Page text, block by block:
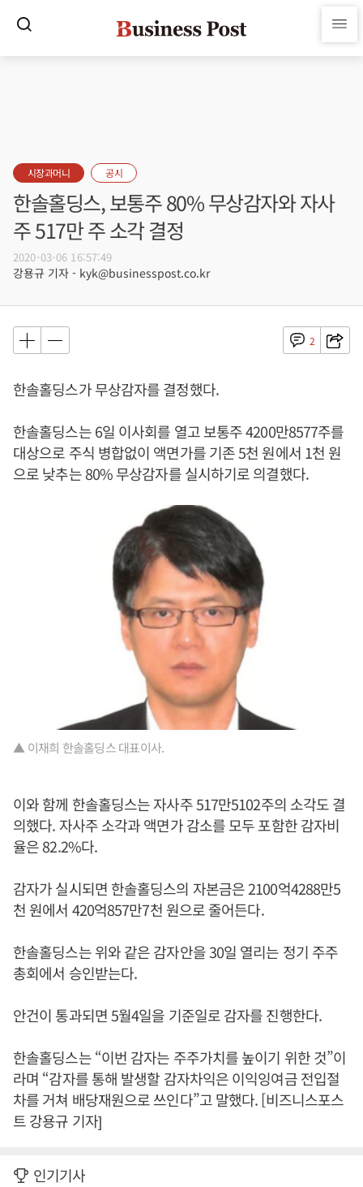
시장과머니 공시
한솔홀딩스, 보통주 80% 무상감자와 자사
주 517만 주 소각 결정
2020-03-06 16:57:49
강용규 기자 - kyk@businesspost.co.kr
2
한솔홀딩스가 무상감자를 결정했다.
한솔홀딩스는 6일 이사회를 열고 보통주 4200만8577주를
대상으로 주식 병합없이 액면가를 기존 5천 원에서 1천 원
으로 낮추는 80% 무상감자를 실시하기로 의결했다.
▲ 이재희 한솔홀딩스 대표이사.
이와 함께 한솔홀딩스는 자사주 517만5102주의 소각도 결
의했다. 자사주 소각과 액면가 감소를 모두 포함한 감자비
율은 82.2%다.
감자가 실시되면 한솔홀딩스의 자본금은 2100억4288만5
천 원에서 420억857만7천 원으로 줄어든다.
한솔홀딩스는 위와 같은 감자안을 30일 열리는 정기 주주
총회에서 승인받는다.
안건이 통과되면 5월4일을 기준일로 감자를 진행한다.
한솔홀딩스는 “이번 감자는 주주가치를 높이기 위한 것”이
라며 “감자를 통해 발생할 감자차익은 이익잉여금 전입절
차를 거쳐 배당재원으로 쓰인다”고 말했다. [비즈니스포스
트 강용규 기자]
인기기사